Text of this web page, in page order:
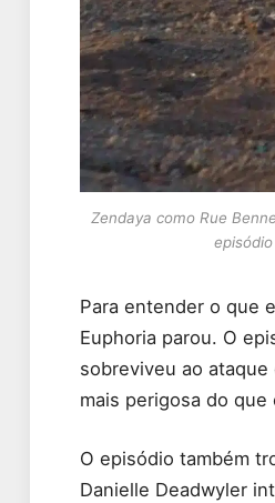
Zendaya como Rue
Para entender o que
Euphoria parou. O
sobreviveu ao
mais perigosa do
O episódio também
Danielle Deadwyler